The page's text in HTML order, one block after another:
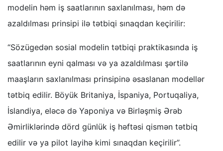
modelin həm iş saatlarının saxlanılması, həm də
azaldılması prinsipi ilə tətbiqi sınaqdan keçirilir:
“Sözügedən sosial modelin tətbiqi praktikasında iş
saatlarının eyni qalması və ya azaldılması şərtilə
maaşların saxlanılması prinsipinə əsaslanan modellər
tətbiq edilir. Böyük Britaniya, İspaniya, Portuqaliya,
İslandiya, eləcə də Yaponiya və Birləşmiş Ərəb
Əmirliklərində dörd günlük iş həftəsi qismən tətbiq
edilir və ya pilot layihə kimi sınaqdan keçirilir”.